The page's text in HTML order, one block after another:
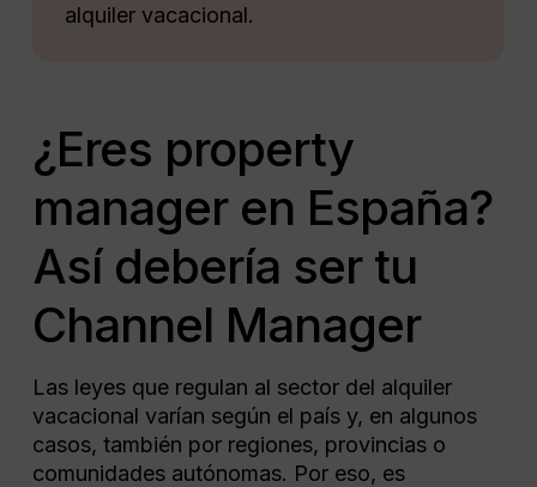
alquiler vacacional.
¿Eres property
manager en España?
Así debería ser tu
Channel Manager
Las leyes que regulan al sector del alquiler
vacacional varían según el país y, en algunos
casos, también por regiones, provincias o
comunidades autónomas. Por eso, es